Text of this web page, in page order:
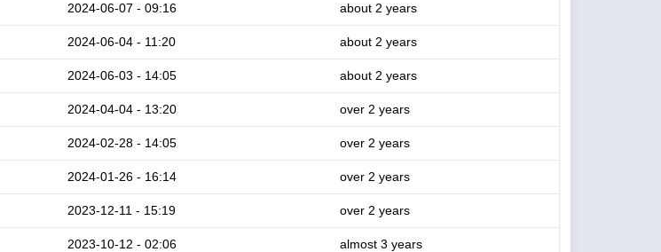
2024-06-07 - 09:16 about 2 years
2024-06-04 - 11:20 about 2 years
2024-06-03 - 14:05 about 2 years
2024-04-04 - 13:20 over 2 years
2024-02-28 - 14:05 over 2 years
2024-01-26 - 16:14 over 2 years
2023-12-11 - 15:19 over 2 years
2023-10-12 - 02:06 almost 3 years